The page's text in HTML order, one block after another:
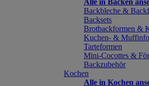
Alle in Backen
Backbleche &
Backsets
Brotbackformen &
Kuchen- &
Tarteformen
Mini-Cocottes &
Backzubehör
Kochen
Alle in Kochen